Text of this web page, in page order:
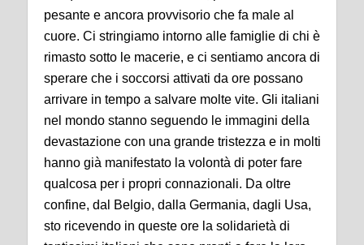
pesante e ancora provvisorio che fa male al
cuore. Ci stringiamo intorno alle famiglie di chi è
rimasto sotto le macerie, e ci sentiamo ancora di
sperare che i soccorsi attivati da ore possano
arrivare in tempo a salvare molte vite. Gli italiani
nel mondo stanno seguendo le immagini della
devastazione con una grande tristezza e in molti
hanno già manifestato la volontà di poter fare
qualcosa per i propri connazionali. Da oltre
confine, dal Belgio, dalla Germania, dagli Usa,
sto ricevendo in queste ore la solidarietà di